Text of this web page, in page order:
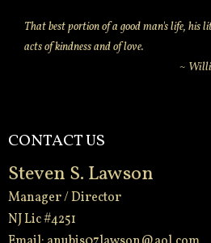
That best portion of a good man's life, his
acts of kindness and of love.
~
CONTACT US
Steven S. Lawson
Manager / Director
NJ Lic #4251